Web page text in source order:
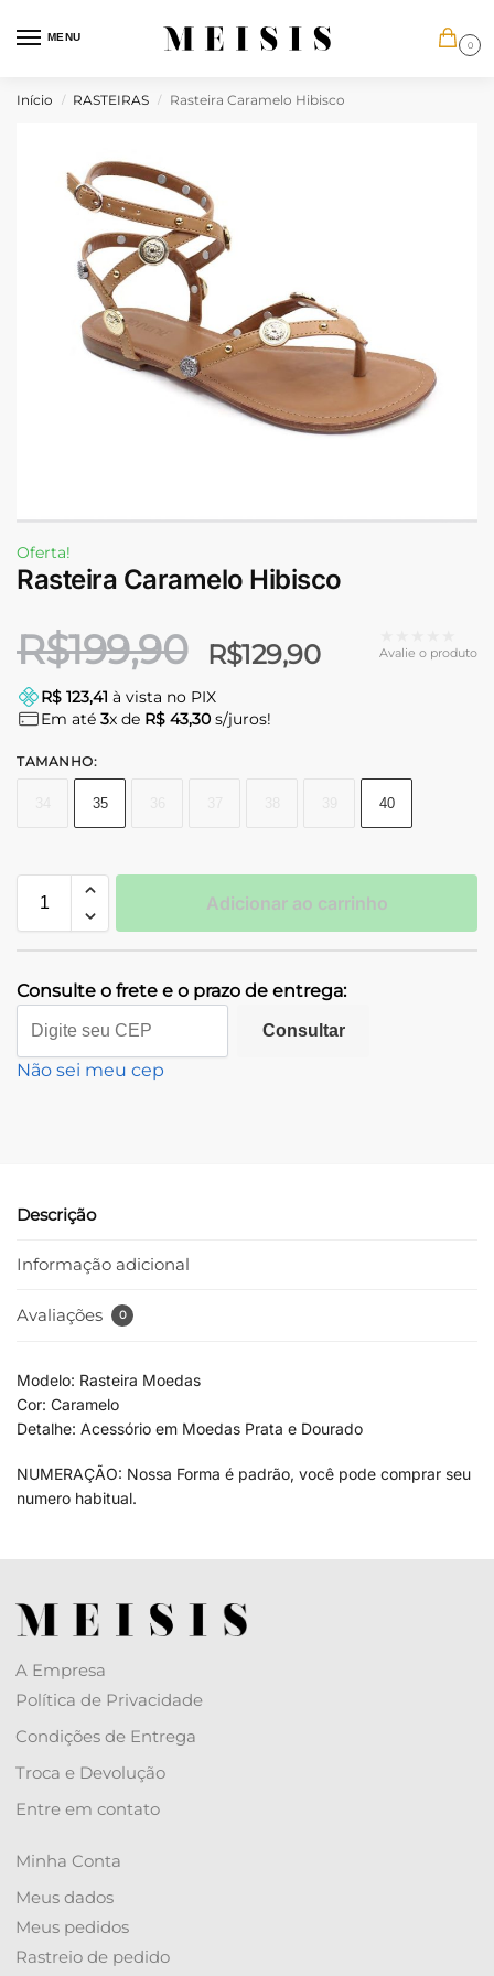
MENU
0
Início / RASTEIRAS / Rasteira Caramelo Hibisco
Oferta!
Rasteira Caramelo Hibisco
R$199,90 R$129,90 Avalie o produto
R$ 123,41 à vista no PIX
Em até 3x de R$ 43,30 s/juros!
TAMANHO:
35 40
Adicionar ao carrinho
Consulte o frete e o prazo de entrega:
Consultar
Não sei meu cep
Descrição
Informação adicional
Avaliações 0
Modelo: Rasteira Moedas
Cor: Caramelo
Detalhe: Acessório em Moedas Prata e Dourado
NUMERAÇÃO: Nossa Forma é padrão, você pode comprar seu
numero habitual.
A Empresa
Política de Privacidade
Condições de Entrega
Troca e Devolução
Entre em contato
Minha Conta
Meus dados
Meus pedidos
Rastreio de pedido